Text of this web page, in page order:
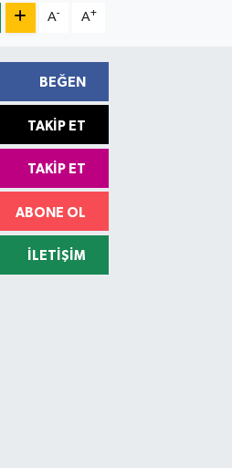
A- A+
BEĞEN
TAKIP ET
TAKIP ET
ABONE OL
İLETIŞIM